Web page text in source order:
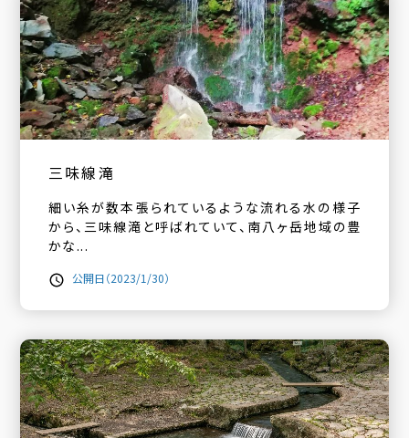
三味線滝
細い糸が数本張られているような流れる水の様子
から、三味線滝と呼ばれていて、南八ヶ岳地域の豊
かな...
公開日（2023/1/30）